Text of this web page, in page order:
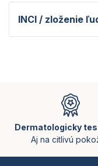
INCI / zloženie
Dermatologicky
Aj na citlivú